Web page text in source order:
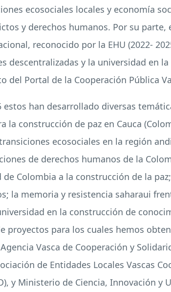
ecosociales locales y economía
y derechos humanos. Por su parte,
reconocido por la EHU (2022-
descentralizadas y la universidad en
Portal de la Cooperación Pública
han desarrollado diversas
construcción de paz en Cauca
ecosociales en la región
de derechos humanos de la
Colombia a la construcción de la
la memoria y resistencia saharaui
en la construcción de
proyectos para los cuales hemos
Vasca de Cooperación y
de Entidades Locales Vascas
y Ministerio de Ciencia, Innovación y